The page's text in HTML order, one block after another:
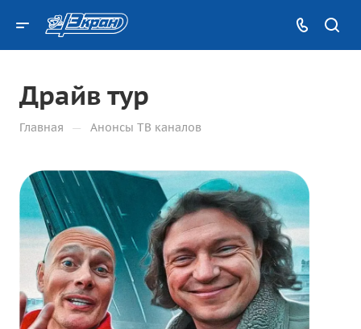
Драйв тур
Главная — Анонсы ТВ каналов